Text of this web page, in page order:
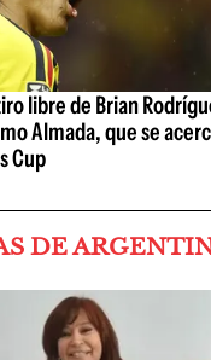
libre de Brian
Almada, que se
Cup
DE